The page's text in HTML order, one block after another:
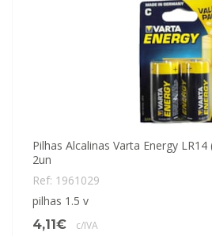
Pilhas Alcalinas Varta Energy LR14
2un
Ref: 1961029
pilhas 1.5 v
4,11€
c/IVA